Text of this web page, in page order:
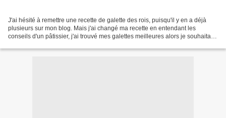
J'ai hésité à remettre une recette de galette des rois, puisqu'il y en a déjà
plusieurs sur mon blog. Mais j'ai changé ma recette en entendant les
conseils d'un pâtissier, j'ai trouvé mes galettes meilleures alors je souhaitais